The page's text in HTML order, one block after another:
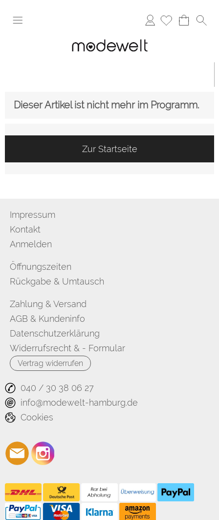
Anmelden
Dieser Artikel ist nicht mehr im Programm.
Zur Startseite
Impressum
Kontakt
Anmelden
Öffnungszeiten
Rückgabe & Umtausch
Zahlung & Versand
AGB & Kundeninfo
Datenschutzerklärung
Widerrufsrecht & - Formular
Vertrag widerrufen
040 / 30 38 06 27
info@modewelt-hamburg.de
Cookies